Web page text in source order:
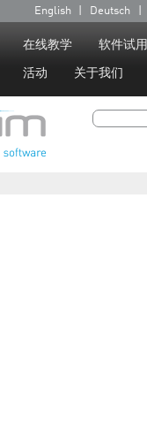
Jump to navigation
语
言
English Deutsch
在线教学 软件试用
活动 关于我们
搜索